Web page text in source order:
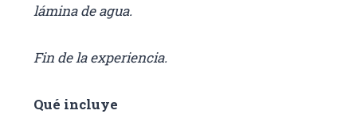
lámina de agua.
Fin de la experiencia.
Qué incluye